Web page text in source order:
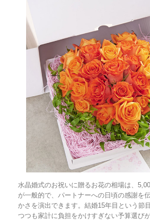
水晶婚式のお祝いに贈るお花の相場は、
が一般的で、パートナーへの日頃の感謝を
かさを演出できます。結婚15年目という節
つつも家計に負担をかけすぎない予算選び